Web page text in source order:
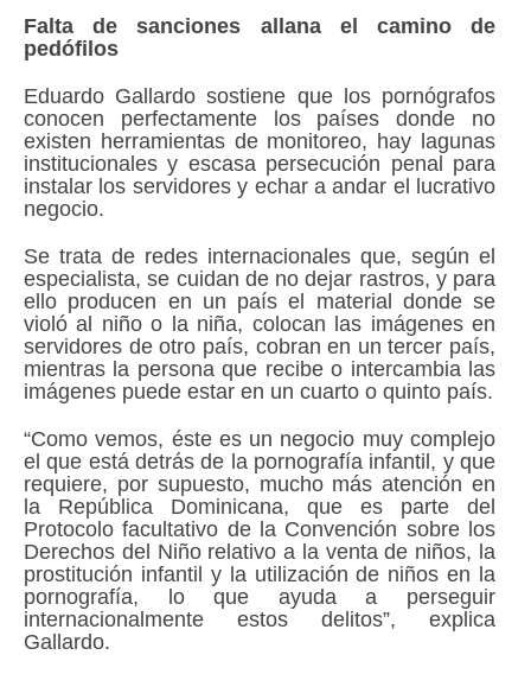
Falta de sanciones allana el camino de
pedófilos
Eduardo Gallardo sostiene que los pornógrafos
conocen perfectamente los países donde no
existen herramientas de monitoreo, hay lagunas
institucionales y escasa persecución penal para
instalar los servidores y echar a andar el lucrativo
negocio.
Se trata de redes internacionales que, según el
especialista, se cuidan de no dejar rastros, y para
ello producen en un país el material donde se
violó al niño o la niña, colocan las imágenes en
servidores de otro país, cobran en un tercer país,
mientras la persona que recibe o intercambia las
imágenes puede estar en un cuarto o quinto país.
“Como vemos, éste es un negocio muy complejo
el que está detrás de la pornografía infantil, y que
requiere, por supuesto, mucho más atención en
la República Dominicana, que es parte del
Protocolo facultativo de la Convención sobre los
Derechos del Niño relativo a la venta de niños, la
prostitución infantil y la utilización de niños en la
pornografía, lo que ayuda a perseguir
internacionalmente estos delitos”, explica
Gallardo.